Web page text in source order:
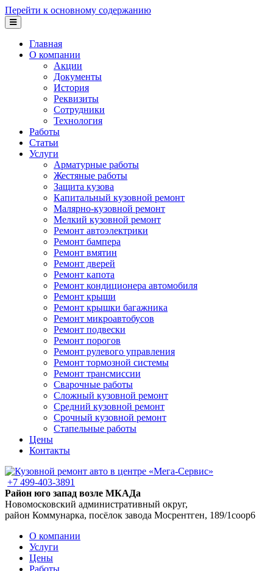
Перейти к основному содержанию
Главная
О компании
Акции
Документы
История
Реквизиты
Сотрудники
Технология
Работы
Статьи
Услуги
Арматурные работы
Жестяные работы
Защита кузова
Капитальный кузовной ремонт
Малярно-кузовной ремонт
Мелкий кузовной ремонт
Ремонт автоэлектрики
Ремонт бампера
Ремонт вмятин
Ремонт дверей
Ремонт капота
Ремонт кондиционера автомобиля
Ремонт крыши
Ремонт крышки багажника
Ремонт микроавтобусов
Ремонт подвески
Ремонт порогов
Ремонт рулевого управления
Ремонт тормозной системы
Ремонт трансмиссии
Сварочные работы
Сложный кузовной ремонт
Средний кузовной ремонт
Срочный кузовной ремонт
Стапельные работы
Цены
Контакты
+7 499-403-3891
Район юго запад возле МКАДа
Новомосковский административный округ,
район Коммунарка, посёлок завода Мосрентген, 189/1соор6
О компании
Услуги
Цены
Работы